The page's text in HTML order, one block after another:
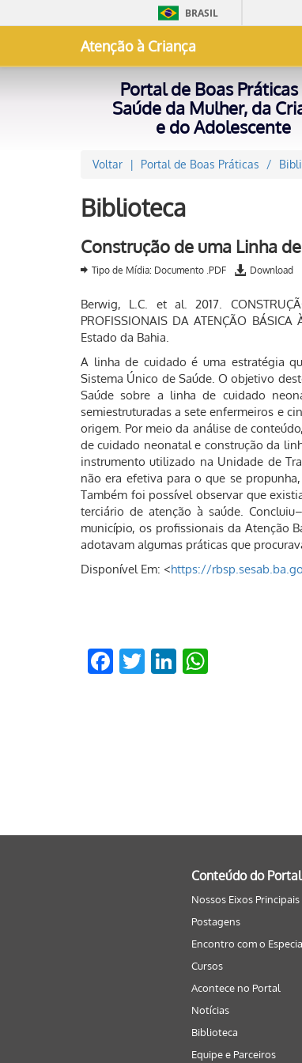
BRASIL
Atenção à Criança
Portal de Boas
Saúde da Mulher, da
e do Adolescente
Voltar Portal de Boas Práticas
Biblioteca
Construção de uma Linha
Tipo de Mídia: Documento .PDF Download
Berwig, L.C. et al. 2017.
PROFISSIONAIS DA ATENÇÃO
Estado da Bahia.
A linha de cuidado é uma estratégia
Sistema Único de Saúde. O objetivo
Saúde sobre a linha de cuidado
semiestruturadas a sete enfermeiros e
origem. Por meio da análise de
de cuidado neonatal e construção da
instrumento utilizado na Unidade de
não era efetiva para o que se
Também foi possível observar que
terciário de atenção à saúde.
município, os profissionais da Atenção
adotavam algumas práticas que
Disponível Em: <https://
Facebook
TwitterLinkedIn
Conteúdo do Portal
Nossos Eixos Principais
Postagens
Encontro com o
Cursos
Acontece no Portal
Notícias
Biblioteca
Equipe e Parceiros